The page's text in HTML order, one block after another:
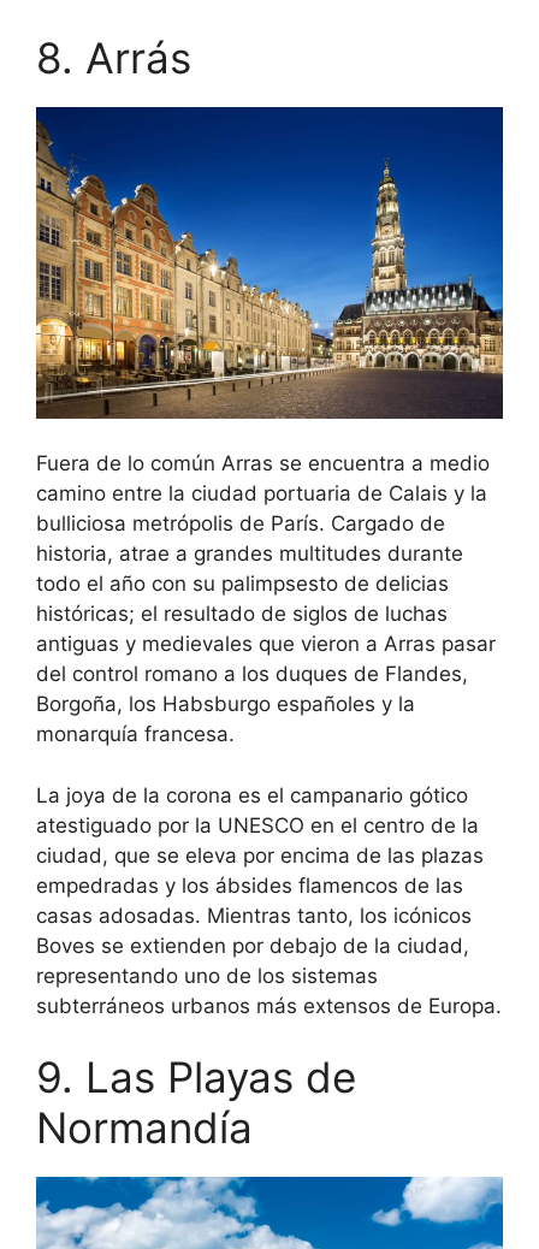
8. Arrás
Fuera de lo común Arras se encuentra a medio
camino entre la ciudad portuaria de Calais y la
bulliciosa metrópolis de París. Cargado de
historia, atrae a grandes multitudes durante
todo el año con su palimpsesto de delicias
históricas; el resultado de siglos de luchas
antiguas y medievales que vieron a Arras pasar
del control romano a los duques de Flandes,
Borgoña, los Habsburgo españoles y la
monarquía francesa.
La joya de la corona es el campanario gótico
atestiguado por la UNESCO en el centro de la
ciudad, que se eleva por encima de las plazas
empedradas y los ábsides flamencos de las
casas adosadas. Mientras tanto, los icónicos
Boves se extienden por debajo de la ciudad,
representando uno de los sistemas
subterráneos urbanos más extensos de Europa.
9. Las Playas de
Normandía